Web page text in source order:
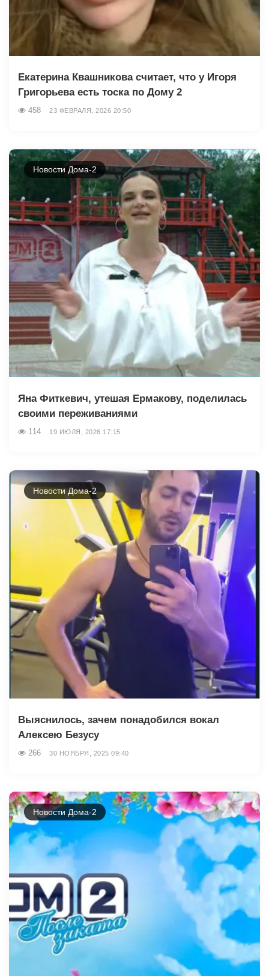
Екатерина Квашникова считает, что у Игоря
Григорьева есть тоска по Дому 2
458 23 ФЕВРАЛЯ, 2026 20:50
Новости Дома-2
Яна Фиткевич, утешая Ермакову, поделилась
своими переживаниями
114 19 ИЮЛЯ, 2026 17:15
Новости Дома-2
Выяснилось, зачем понадобился вокал
Алексею Безусу
266 30 НОЯБРЯ, 2025 09:40
Новости Дома-2